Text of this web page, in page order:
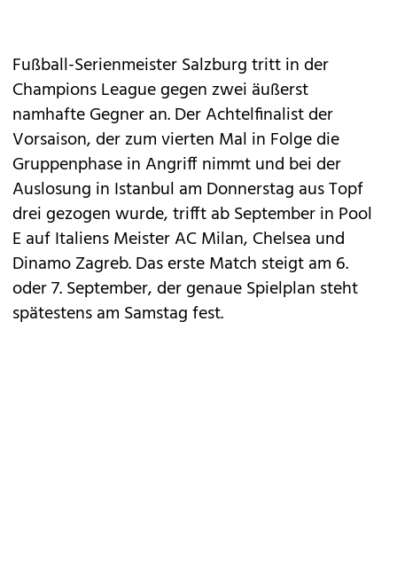
Fußball-Serienmeister Salzburg tritt in der
Champions League gegen zwei äußerst
namhafte Gegner an. Der Achtelfinalist der
Vorsaison, der zum vierten Mal in Folge die
Gruppenphase in Angriff nimmt und bei der
Auslosung in Istanbul am Donnerstag aus Topf
drei gezogen wurde, trifft ab September in Pool
E auf Italiens Meister AC Milan, Chelsea und
Dinamo Zagreb. Das erste Match steigt am 6.
oder 7. September, der genaue Spielplan steht
spätestens am Samstag fest.